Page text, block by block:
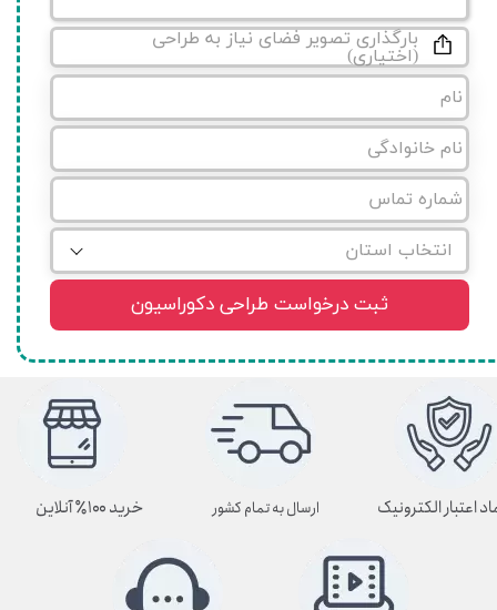
بارگذاری تصویر فضای نیاز به طراحی
(اختیاری)
ثبت درخواست طراحی دکوراسیون
ارسال به تمام کشور اعتبار الکترونیک خرید ۱۰۰٪ آنلاین